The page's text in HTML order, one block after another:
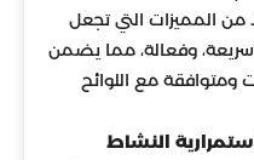
المميزات التي تجعل
وفعالة، مما يضمن
ومتوافقة مع اللوائح